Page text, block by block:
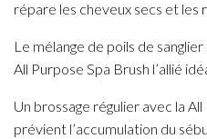
répare les cheveux secs et les
Le mélange de poils de
All Purpose Spa Brush l’allié
Un brossage régulier avec la
prévient l’accumulation du